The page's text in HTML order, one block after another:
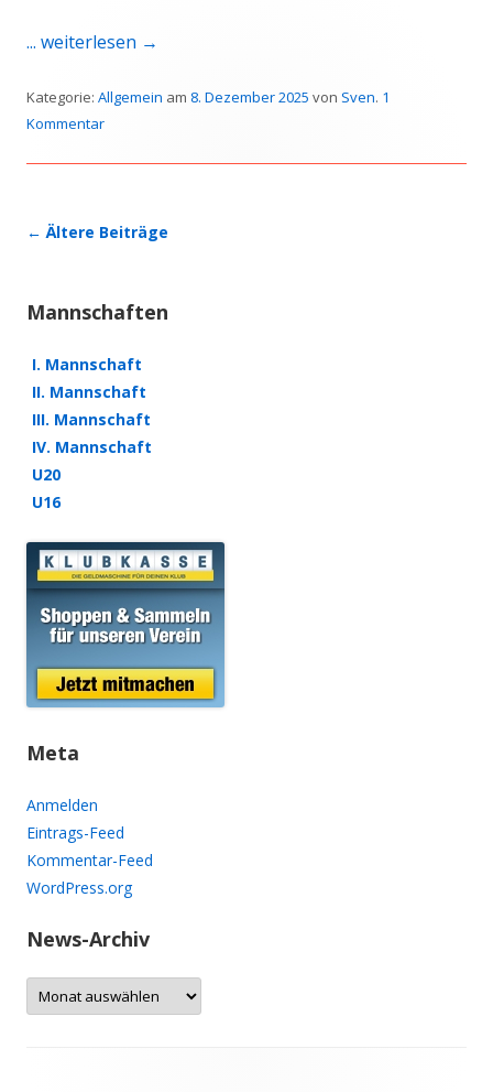
... weiterlesen →
Kategorie: Allgemein am 8. Dezember 2025 von Sven. 1
Kommentar
Beitrags-
← Ältere Beiträge
Mannschaften
I. Mannschaft
II. Mannschaft
III. Mannschaft
IV. Mannschaft
U20
U16
Meta
Anmelden
Eintrags-Feed
Kommentar-Feed
WordPress.org
News-Archiv
N
w